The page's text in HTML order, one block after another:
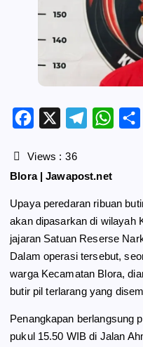
c
o
o
k
r
a
m
W
A
p
p
Views : 36
Blora | Jawapost.net
Upaya peredaran ribuan
akan dipasarkan di wilayah
jajaran Satuan Reserse
Dalam operasi tersebut,
warga Kecamatan Blora,
butir pil terlarang yang
Penangkapan berlangsung
pukul 15.50 WIB di Jalan